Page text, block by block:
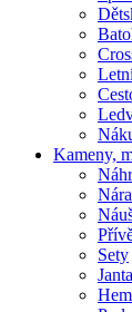
Kameny,
Sety